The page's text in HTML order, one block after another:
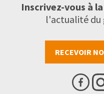
Inscrivez-vous à
l'actualité du
RECEVOIR